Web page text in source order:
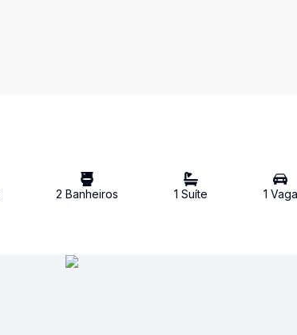
2 Banheiros 1 Suíte 1 Vaga